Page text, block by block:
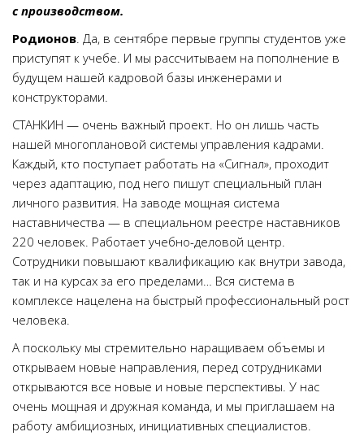
с производством.
Родионов. Да, в сентябре первые группы студентов уже
приступят к учебе. И мы рассчитываем на пополнение в
будущем нашей кадровой базы инженерами и
конструкторами.
СТАНКИН — очень важный проект. Но он лишь часть
нашей многоплановой системы управления кадрами.
Каждый, кто поступает работать на «Сигнал», проходит
через адаптацию, под него пишут специальный план
личного развития. На заводе мощная система
наставничества — в специальном реестре наставников
220 человек. Работает учебно-деловой центр.
Сотрудники повышают квалификацию как внутри завода,
так и на курсах за его пределами… Вся система в
комплексе нацелена на быстрый профессиональный рост
человека.
А поскольку мы стремительно наращиваем объемы и
открываем новые направления, перед сотрудниками
открываются все новые и новые перспективы. У нас
очень мощная и дружная команда, и мы приглашаем на
работу амбициозных, инициативных специалистов.